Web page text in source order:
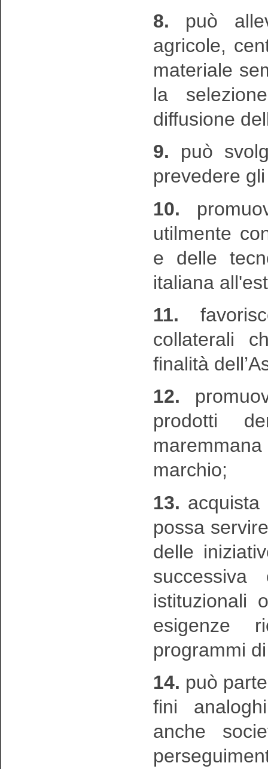
8. può
agricole,
materiale
la
diffusione
9. può
prevedere
10.
utilmente
e delle
italiana
11.
collaterali
finalità
12.
prodotti
marchio;
13.
possa
delle
istituzionali
esigenze
programmi
14. può
fini
anche